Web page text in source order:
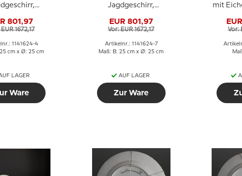
Royal
801,97
1672,17
1141624-4
cm x Ø: 25 cm
LAGER
Ware
Jagdgeschirr,
größerer Blässgans,
Royal Copenhagen
EUR 801,97
Vor: EUR 1672,17
Artikelnr.: 1141624-7
Maß: B: 25 cm x Ø: 25 cm
AUF LAGER
Zur Ware
mit
Vor: